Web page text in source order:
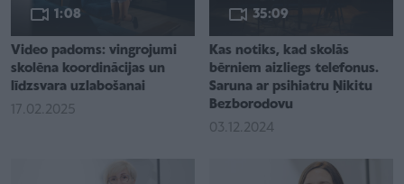
1:08
Video padoms: vingrojumi
skolēna koordinācijas un
līdzsvara uzlabošanai
17.02.2025
35:09
Kas notiks, kad skolās
bērniem aizliegs telefonus.
Saruna ar psihiatru Ņikitu
Bezborodovu
03.12.2024